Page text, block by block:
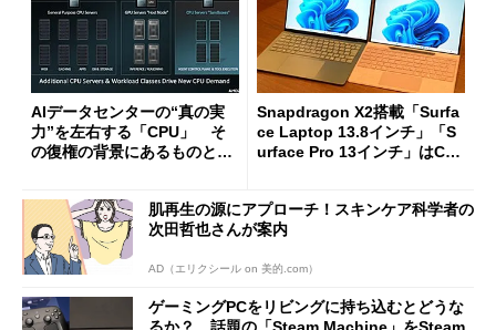
AIデータセンターの“真の実
力”を左右する「CPU」 そ
の復権の背景にあるものと
Snapdragon X2搭載「Surfa
ce Laptop 13.8インチ」「S
urface Pro 13インチ」はCop
た
肌再生の源にアプローチ！スキンケア科学者の
次田哲也さんが案内
AD（エリクシール on 美的.com）
ゲーミングPCをリビングに持ち込むとどうな
るか？ 話題の「Steam Machine」をSteam